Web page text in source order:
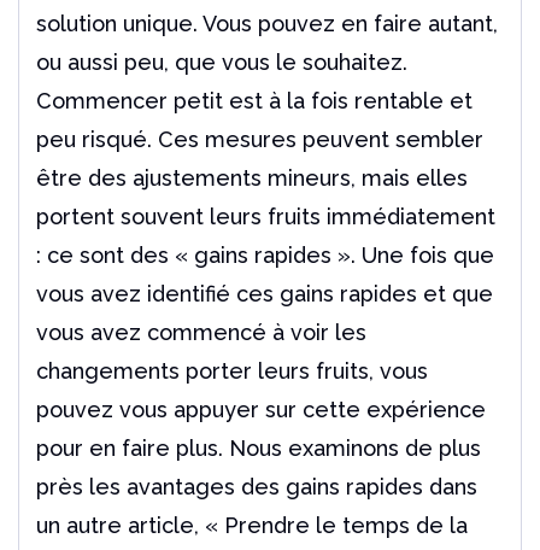
solution unique. Vous pouvez en faire autant,
ou aussi peu, que vous le souhaitez.
Commencer petit est à la fois rentable et
peu risqué. Ces mesures peuvent sembler
être des ajustements mineurs, mais elles
portent souvent leurs fruits immédiatement
: ce sont des « gains rapides ». Une fois que
vous avez identifié ces gains rapides et que
vous avez commencé à voir les
changements porter leurs fruits, vous
pouvez vous appuyer sur cette expérience
pour en faire plus. Nous examinons de plus
près les avantages des gains rapides dans
un autre article, « Prendre le temps de la